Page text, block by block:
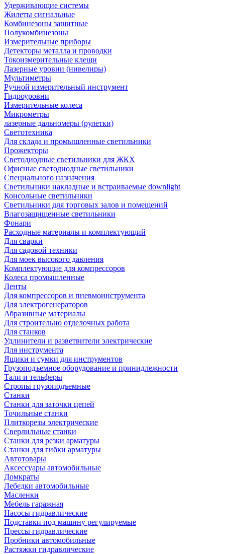
Удерживающие системы
Жилеты сигнальные
Комбинезоны защитные
Полукомбинезоны
Измерительные приборы
Детекторы металла и проводки
Токоизмерительные клещи
Лазерные уровни (нивелиры)
Мультиметры
Ручной измерительный инструмент
Гидроуровни
Измерительные колеса
Микрометры
лазерные дальномеры (рулетки)
Светотехника
Для склада и промышленные светильники
Прожекторы
Светодиодные светильники для ЖКХ
Офисные светодиодные светильники
Специального назначения
Светильники накладные и встраиваемые downlight
Консольные светильники
Светильники для торговых залов и помещений
Влагозащищенные светильники
Фонари
Расходные материалы и комплектующий
Для сварки
Для садовой техники
Для моек высокого давления
Комплектующие для компрессоров
Колеса промышленные
Ленты
Для компрессоров и пневмоинструмента
Для электрогенераторов
Абразивные материалы
Для строительно отделочных работа
Для станков
Удлинители и разветвители электрические
Для инструмента
Ящики и сумки для инструментов
Грузоподъемное оборудование и принидлежности
Тали и тельферы
Стропы грузоподъемные
Станки
Станки для заточки цепей
Точильные станки
Плиткорезы электрические
Сверлильные станки
Станки для резки арматуры
Станки для гибки арматуры
Автотовары
Аксессуары автомобильные
Домкраты
Лебедки автомобильные
Масленки
Мебель гаражная
Насосы гидравлические
Подставки под машину регулируемые
Прессы гидравлические
Пробники автомобильные
Растяжки гидравлические